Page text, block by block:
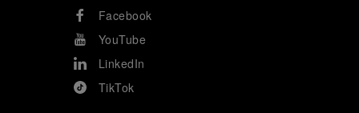
Facebook
YouTube
LinkedIn
TikTok